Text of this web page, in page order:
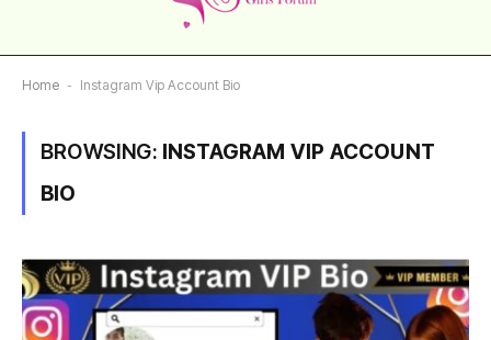
Home - Instagram Vip Account Bio
BROWSING: INSTAGRAM VIP ACCOUNT
BIO